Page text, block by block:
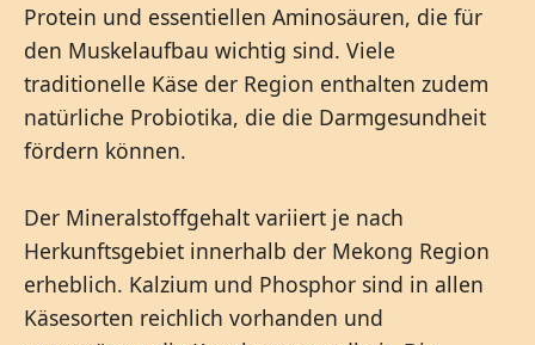
Protein und essentiellen Aminosäuren, die für
den Muskelaufbau wichtig sind. Viele
traditionelle Käse der Region enthalten zudem
natürliche Probiotika, die die Darmgesundheit
fördern können.
Der Mineralstoffgehalt variiert je nach
Herkunftsgebiet innerhalb der Mekong Region
erheblich. Kalzium und Phosphor sind in allen
Käsesorten reichlich vorhanden und